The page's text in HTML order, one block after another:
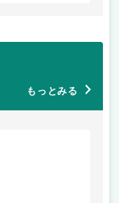
もっとみる